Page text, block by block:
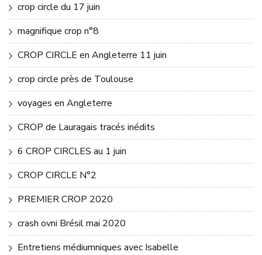
crop circle du 17 juin
magnifique crop n°8
CROP CIRCLE en Angleterre 11 juin
crop circle près de Toulouse
voyages en Angleterre
CROP de Lauragais tracés inédits
6 CROP CIRCLES au 1 juin
CROP CIRCLE N°2
PREMIER CROP 2020
crash ovni Brésil mai 2020
Entretiens médiumniques avec Isabelle